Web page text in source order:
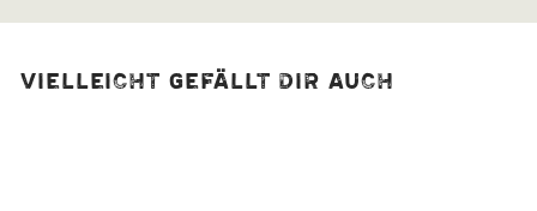
Vielleicht gefällt dir auch